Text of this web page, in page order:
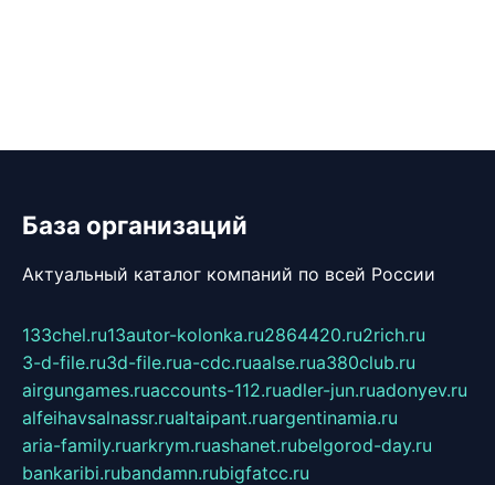
База организаций
Актуальный каталог компаний по всей России
133chel.ru13autor-kolonka.ru2864420.ru2rich.ru
3-d-file.ru3d-file.rua-cdc.ruaalse.rua380club.ru
airgungames.ruaccounts-112.ruadler-jun.ruadonyev.ru
alfeihavsalnassr.rualtaipant.ruargentinamia.ru
aria-family.ruarkrym.ruashanet.rubelgorod-day.ru
bankaribi.rubandamn.rubigfatcc.ru